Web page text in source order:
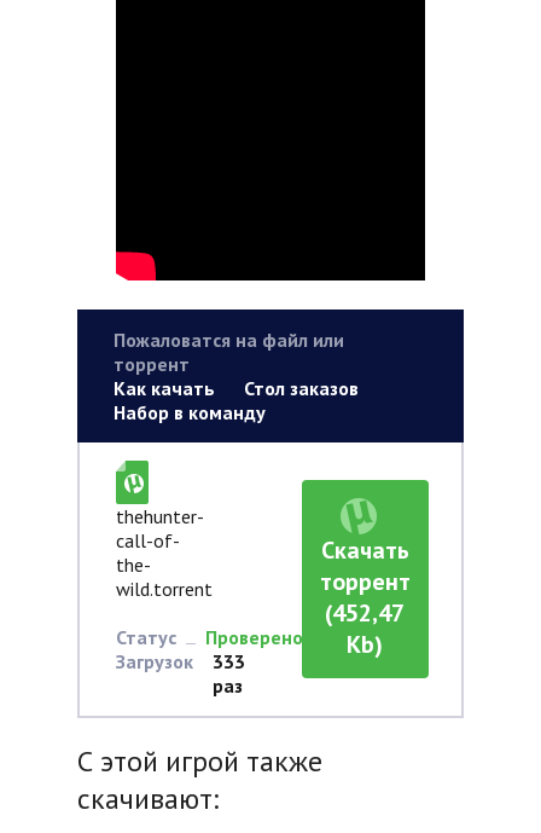
Пожаловатся на файл или
торрент
Как качать
Стол заказов
Набор в команду
thehunter-
call-of-
the-
wild.torrent
Статус
Проверено
Загрузок
333
раз
Скачать
торрент
(452,47
Kb)
С этой игрой также
скачивают: